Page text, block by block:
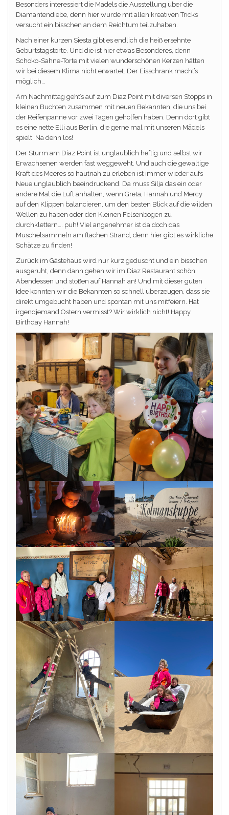
Besonders interessiert die Mädels die Ausstellung über die
Diamantendiebe, denn hier wurde mit allen kreativen Tricks
versucht ein bisschen an dem Reichtum teilzuhaben.
Nach einer kurzen Siesta gibt es endlich die heiß ersehnte
Geburtstagstorte. Und die ist hier etwas Besonderes, denn
Schoko-Sahne-Torte mit vielen wunderschönen Kerzen hätten
wir bei diesem Klima nicht erwartet. Der Eisschrank macht’s
möglich…
Am Nachmittag geht’s auf zum Diaz Point mit diversen Stopps in
kleinen Buchten zusammen mit neuen Bekannten, die uns bei
der Reifenpanne vor zwei Tagen geholfen haben. Denn dort gibt
es eine nette Elli aus Berlin, die gerne mal mit unseren Mädels
spielt. Na denn los!
Der Sturm am Diaz Point ist unglaublich heftig und selbst wir
Erwachsenen werden fast weggeweht. Und auch die gewaltige
Kraft des Meeres so hautnah zu erleben ist immer wieder aufs
Neue unglaublich beeindruckend. Da muss Silja das ein oder
andere Mal die Luft anhalten, wenn Greta, Hannah und Mercy
auf den Klippen balancieren, um den besten Blick auf die wilden
Wellen zu haben oder den Kleinen Felsenbogen zu
durchklettern…. puh! Viel angenehmer ist da doch das
Muschelsammeln am flachen Strand, denn hier gibt es wirkliche
Schätze zu finden!
Zurück im Gästehaus wird nur kurz geduscht und ein bisschen
ausgeruht, denn dann gehen wir im Diaz Restaurant schön
Abendessen und stoßen auf Hannah an! Und mit dieser guten
Idee konnten wir die Bekannten so schnell überzeugen, dass sie
direkt umgebucht haben und spontan mit uns mitfeiern. Hat
irgendjemand Ostern vermisst? Wir wirklich nicht! Happy
Birthday Hannah!